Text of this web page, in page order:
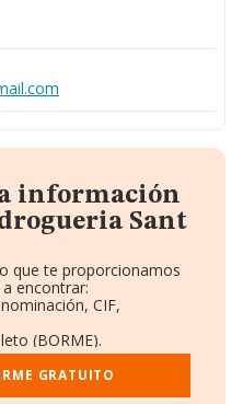
información
Sant
que te proporcionamos
encontrar:
CIF,
(BORME).
y Empleados.
y Administradores.
GRATUITO